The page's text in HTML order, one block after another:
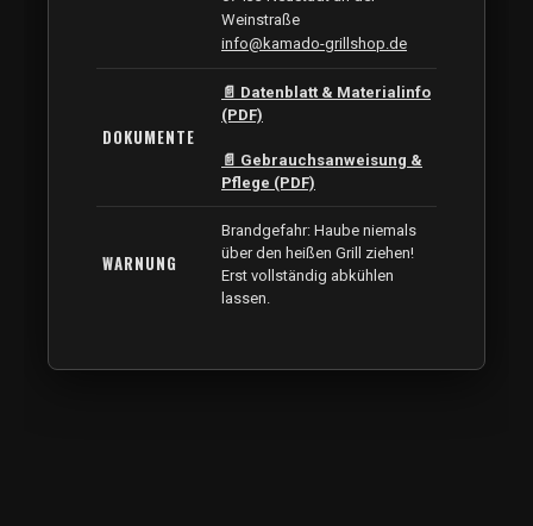
Weinstraße
info@kamado-grillshop.de
DOKUMENTE
📄 Datenblatt & Materialinfo
(PDF)
📄 Gebrauchsanweisung &
Pflege (PDF)
WARNUNG
Brandgefahr: Haube niemals
über den heißen Grill ziehen!
Erst vollständig abkühlen
lassen.